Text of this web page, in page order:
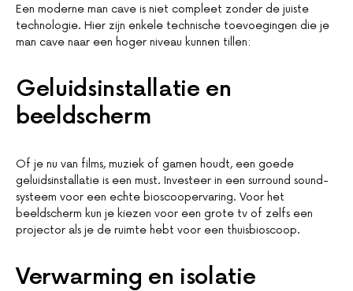
Een moderne man cave is niet compleet zonder de juiste
technologie. Hier zijn enkele technische toevoegingen die je
man cave naar een hoger niveau kunnen tillen:
Geluidsinstallatie en
beeldscherm
Of je nu van films, muziek of gamen houdt, een goede
geluidsinstallatie is een must. Investeer in een surround sound-
systeem voor een echte bioscoopervaring. Voor het
beeldscherm kun je kiezen voor een grote tv of zelfs een
projector als je de ruimte hebt voor een thuisbioscoop.
Verwarming en isolatie